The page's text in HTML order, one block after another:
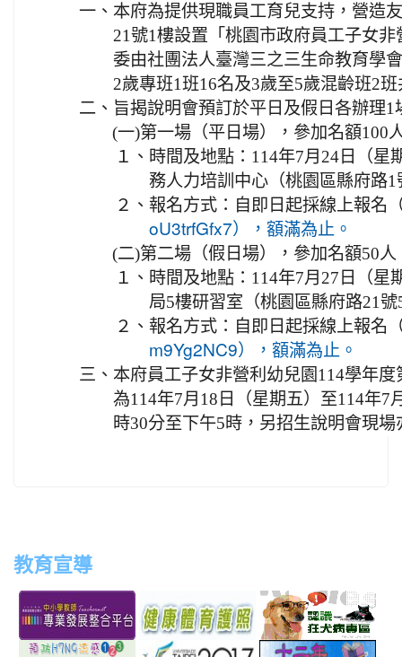
一、 本府為提供現職員工育兒支持，營造
21號1樓設置「桃園市政府員工子女
委由社團法人臺灣三之三生命教育學
2歲專班1班16名及3歲至5歲混齡班2
二、 旨揭說明會預訂於平日及假日各辦理1
(一)第一場（平日場），參加名額100
１、 時間及地點：114年7月24日（星
務人力培訓中心（桃園區縣府路1
２、 報名方式：自即日起採線上報名
oU3trfGfx7），額滿為止。
(二)第二場（假日場），參加名額50人
１、 時間及地點：114年7月27日（星
局5樓研習室（桃園區縣府路21
２、 報名方式：自即日起採線上報名
m9Yg2NC9），額滿為止。
三、 本府員工子女非營利幼兒園114學年
為114年7月18日（星期五）至114年7
時30分至下午5時，另招生說明會現
教育宣導
to
http://teachernet.moe.edu.tw/MAIN/index.aspx
link
to
https://airtw.epa.gov.tw/
link
to
http://
link
link
link